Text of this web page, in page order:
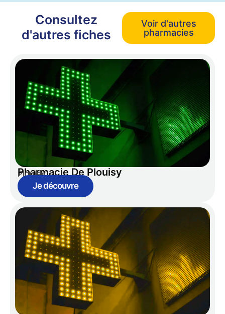
Consultez
d'autres fiches
Voir d'autres
pharmacies
Pharmacie De Plouisy
Plouisy
Je découvre